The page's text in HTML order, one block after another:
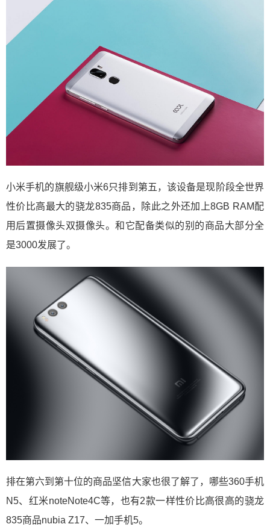
小米手机的旗舰级小米6只排到第五，该设备是现阶段全世界
性价比高最大的骁龙835商品，除此之外还加上8GB RAM配
用后置摄像头双摄像头。和它配备类似的别的商品大部分全
是3000发展了。
排在第六到第十位的商品坚信大家也很了解了，哪些360手机
N5、红米noteNote4C等，也有2款一样性价比高很高的骁龙
835商品nubia Z17、一加手机5。